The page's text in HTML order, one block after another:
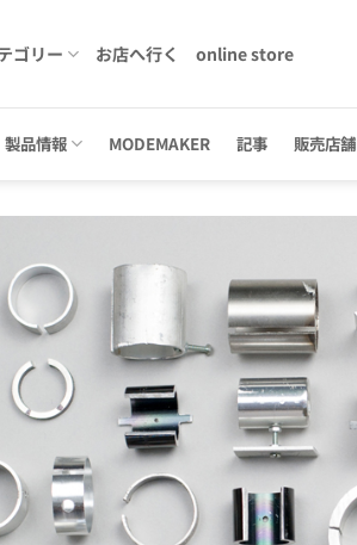
ゴリー お店へ行く online store
製品情報 MODEMAKER 記事 販売店舗